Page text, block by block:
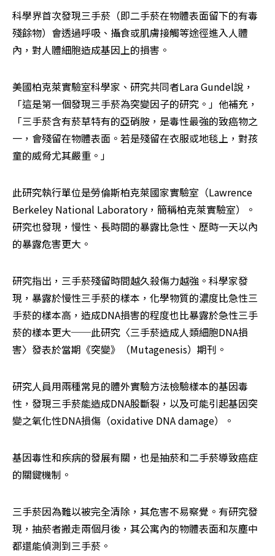
科學界首次發現三手菸（即二手菸在物體表面留下的有毒
殘餘物）會透過呼吸、攝食或肌膚接觸等途徑進入人體
內，對人體細胞造成基因上的損害。
美國柏克萊實驗室科學家、研究共同者Lara Gundel說，
「這是第一個發現三手菸為突變因子的研究。」他補充，
「三手菸含有菸草特有的亞硝胺，是毒性最強的致癌物之
一，會殘留在物體表面。若是殘留在衣服或地毯上，對孩
童的威脅尤其嚴重。」
此研究執行單位是勞倫斯柏克萊國家實驗室（Lawrence
Berkeley National Laboratory，簡稱柏克萊實驗室）。
研究也發現，慢性、長時間的暴露比急性、歷時一天以內
的暴露危害更大。
研究指出，三手菸殘留時間越久殺傷力越強。科學家發
現，暴露於慢性三手菸的樣本，化學物質的濃度比急性三
手菸的樣本高，造成DNA損害的程度也比暴露於急性三手
菸的樣本更大──此研究〈三手菸造成人類細胞DNA損
害〉發表於當期《突變》（Mutagenesis）期刊。
研究人員用兩種常見的體外實驗方法檢驗樣本的基因毒
性，發現三手菸能造成DNA股斷裂，以及可能引起基因突
變之氧化性DNA損傷（oxidative DNA damage）。
基因毒性和疾病的發展有關，也是抽菸和二手菸導致癌症
的關鍵機制。
三手菸因為難以被完全清除，其危害不易察覺。有研究發
現，抽菸者搬走兩個月後，其公寓內的物體表面和灰塵中
都還能偵測到三手菸。